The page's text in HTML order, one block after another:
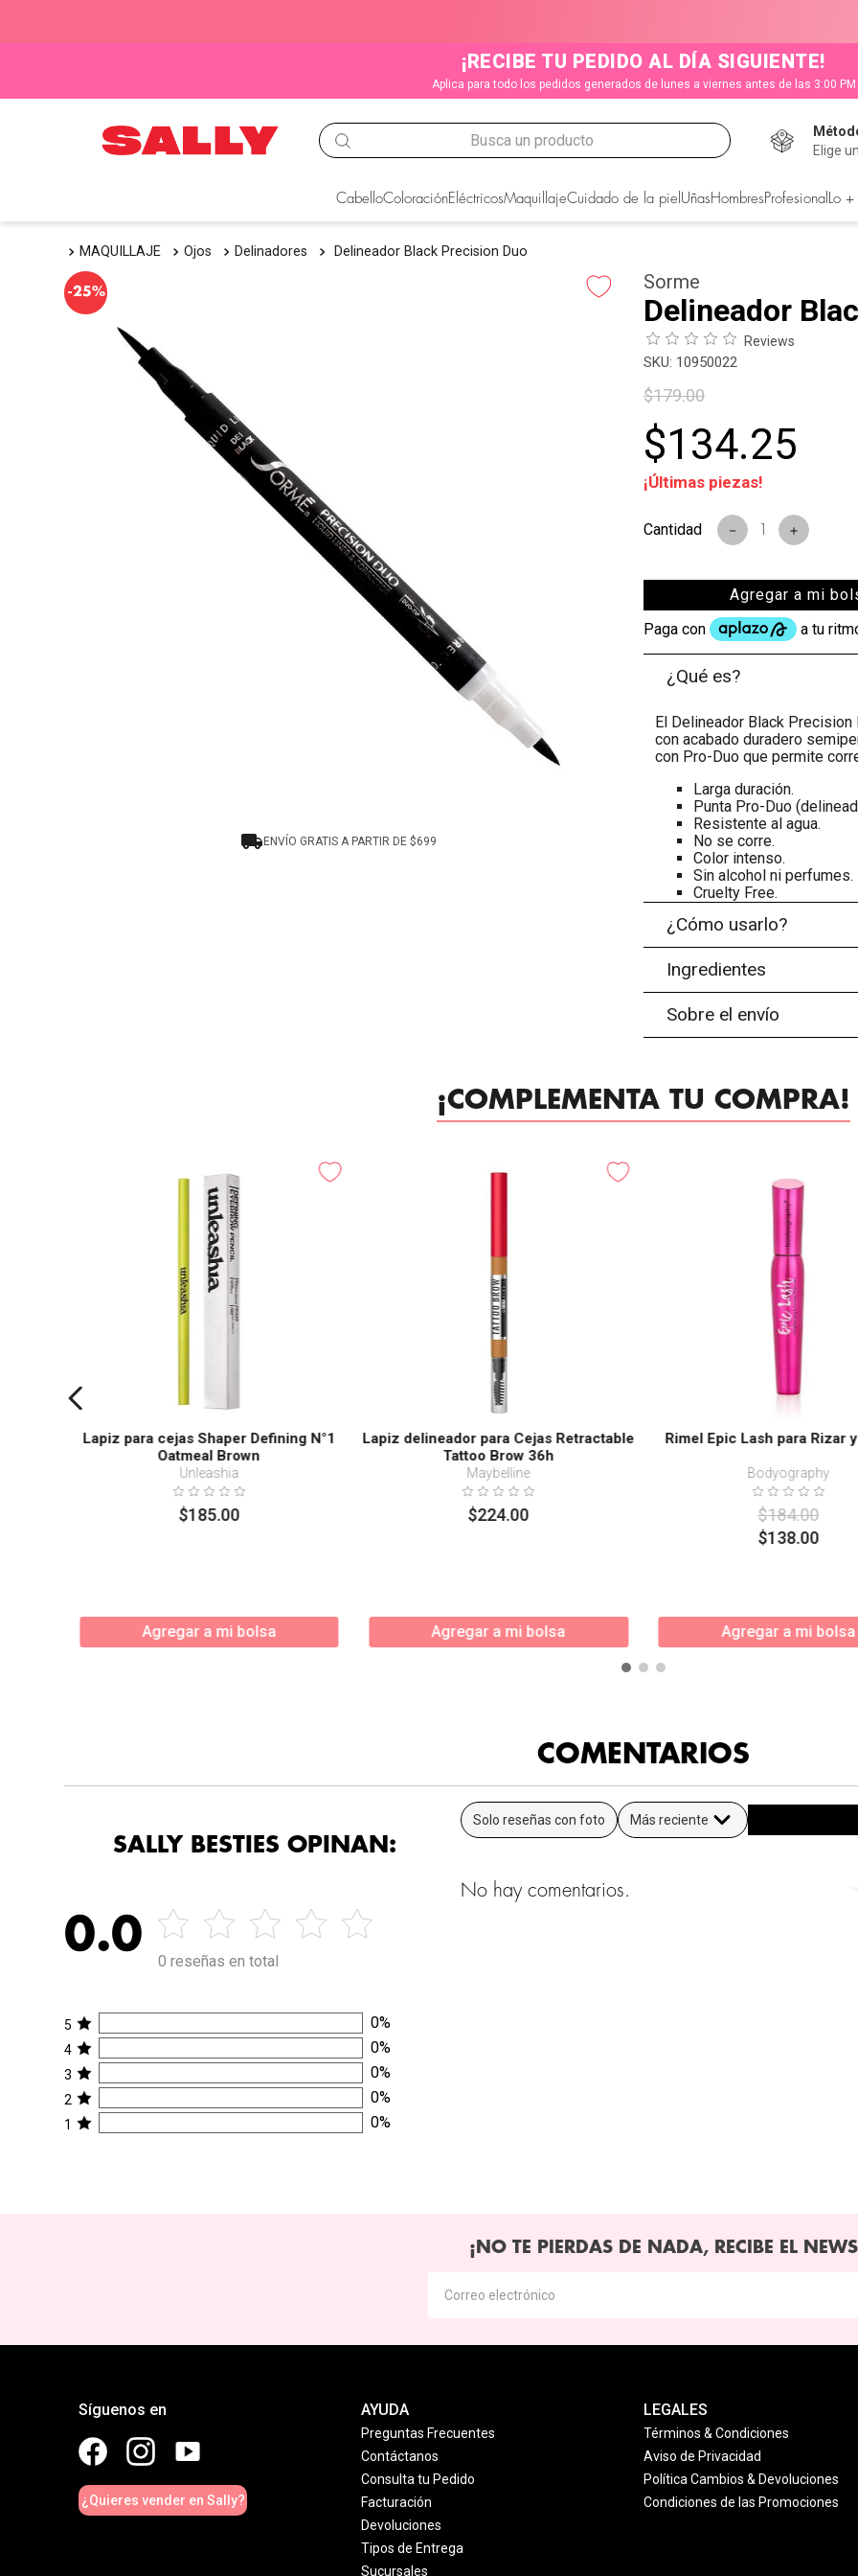
¡RECIBE TU PEDIDO AL DÍA SIGUIENTE!
Aplica para todo los pedidos generados de lunes a viernes antes de las 3:00 PM
Busca un producto
Elige
CabelloColoraciónEléctricosMaquillajeCuidado de la piel Uñas Hombres Profesional Lo
MAQUILLAJE Ojos Delinadores Delineador Black Precision Duo
-25%
ENVÍO GRATIS A PARTIR DE $699
Sorme
Delineador
Reviews
: 10950022
$179.00
$134.25
¡Últimas piezas!
＋
－
Agregar a mi
¿Qué es?
El Delineador Black
con acabado duradero
con Pro-Duo que permite
Larga duración.
Punta Pro-Duo
Resistente al agua.
No se corre.
Color intenso.
Sin alcohol ni perfumes.
Cruelty Free.
¿Cómo usarlo?
Ingredientes
Sobre el envío
¡COMPLEMENTA TU COMPRA!
Lapiz para cejas Shaper Defining N°1
Oatmeal Brown
Unleashia
$185.00
Agregar a mi bolsa
Lapiz delineador para Cejas Retractable
Tattoo Brow 36h
Maybelline
$224.00
Agregar a mi bolsa
Rimel Epic Lash para Rizar
Bodyography
$184.00
$138.00
Agregar a mi bolsa
COMENTARIOS
SALLY BESTIES OPINAN:
0.0
0 reseñas en total
5 0%
4 0%
3 0%
2 0%
1 0%
Solo reseñas con foto Más reciente
No hay comentarios.
¡NO TE PIERDAS DE NADA, RECIBE EL
Síguenos en
¿Quieres vender en Sally?
AYUDA
Preguntas Frecuentes
Contáctanos
Consulta tu Pedido
Facturación
Devoluciones
Tipos de Entrega
Sucursales
LEGALES
Términos & Condiciones
Aviso de Privacidad
Política Cambios & Devoluciones
Condiciones de las Promociones
TÉRMINOS MÁS BUSCADOS
2. igora
9.
10 centella